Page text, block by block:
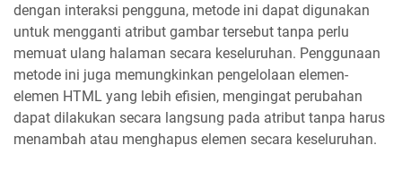
dengan interaksi pengguna, metode ini dapat digunakan
untuk mengganti atribut gambar tersebut tanpa perlu
memuat ulang halaman secara keseluruhan. Penggunaan
metode ini juga memungkinkan pengelolaan elemen-
elemen HTML yang lebih efisien, mengingat perubahan
dapat dilakukan secara langsung pada atribut tanpa harus
menambah atau menghapus elemen secara keseluruhan.